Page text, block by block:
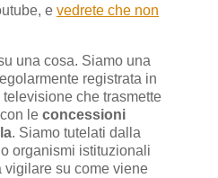
e vedrete che non
una cosa. Siamo una
registrata in
che trasmette
le concessioni
. Siamo tutelati dalla
organismi istituzionali
vigilare su come viene